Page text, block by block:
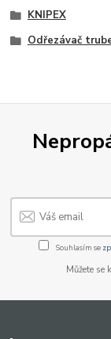
KNIPEX
Odřezávač
Souhlasím se
Můžete